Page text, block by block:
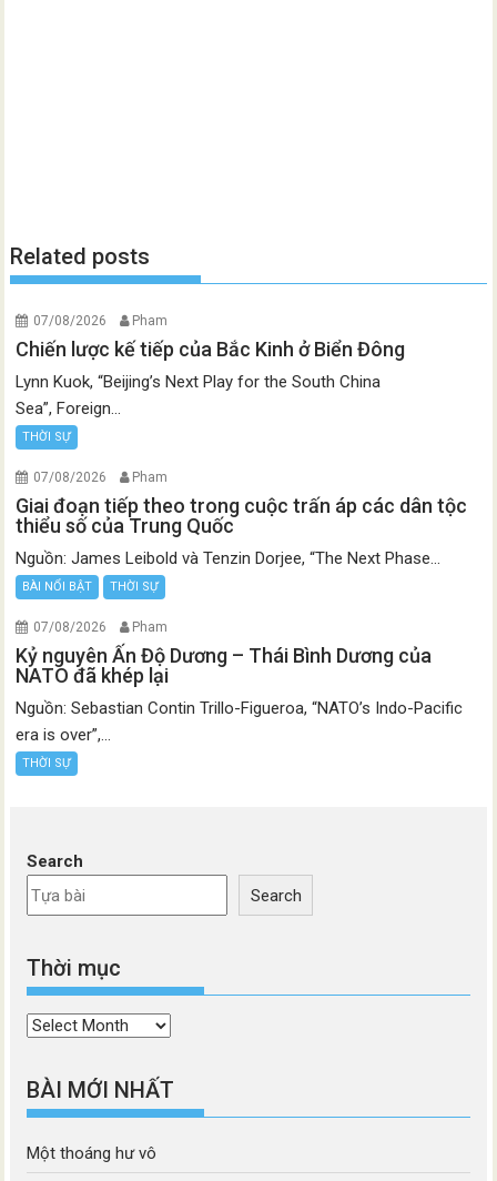
Related posts
07/08/2026 Pham
Chiến lược kế tiếp của Bắc Kinh ở Biển Đông
Lynn Kuok, “Beijing’s Next Play for the South China
Sea”, Foreign...
THỜI SỰ
07/08/2026 Pham
Giai đoạn tiếp theo trong cuộc trấn áp các dân tộc
thiểu số của Trung Quốc
Nguồn: James Leibold và Tenzin Dorjee, “The Next Phase...
BÀI NỔI BẬT THỜI SỰ
07/08/2026 Pham
Kỷ nguyên Ấn Độ Dương – Thái Bình Dương của
NATO đã khép lại
Nguồn: Sebastian Contin Trillo-Figueroa, “NATO’s Indo-Pacific
era is over”,...
THỜI SỰ
Search
Search
Thời mục
Thời
BÀI MỚI NHẤT
Một thoáng hư vô